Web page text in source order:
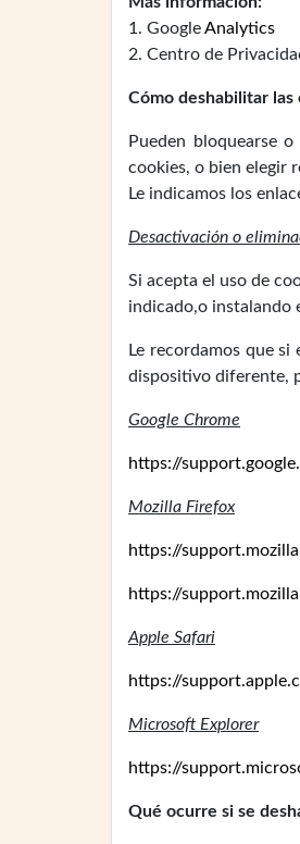
1. GoogleAnalytics
2. Centro de
Cómo deshabilitar las
Pueden bloquearse
cookies, o bien elegir
Le indicamos los
Desactivación o
Si acepta el uso de
indicado,o instalando
Le recordamos que
dispositivo diferente,
Google Chrome
https://
Mozilla Firefox
https://
https://
Apple Safari
https://
Microsoft Explorer
https://
Qué ocurre si se